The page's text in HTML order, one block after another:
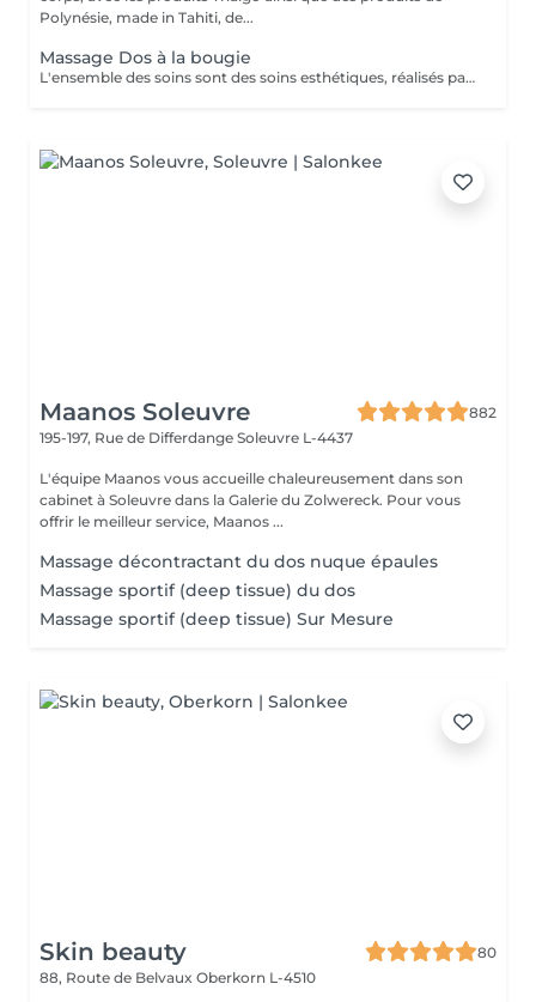
Polynésie, made in Tahiti, de...
Massage Dos à la bougie
L'ensemble des soins sont des soins esthétiques, réalisés par des esthéticiennes diplômées. Ils n'ont pas de visée médicale et les massages ne sont aucunement sexuels. Vous avez pris rendez-vous dans un institut de beauté. Merci de respecter le personnel
Maanos Soleuvre
882
195-197, Rue de Differdange Soleuvre L-4437
L'équipe Maanos vous accueille chaleureusement dans son
cabinet à Soleuvre dans la Galerie du Zolwereck. Pour vous
offrir le meilleur service, Maanos ...
Massage décontractant du dos nuque épaules
Massage sportif (deep tissue) du dos
Massage sportif (deep tissue) Sur Mesure
Skin beauty
80
88, Route de Belvaux Oberkorn L-4510